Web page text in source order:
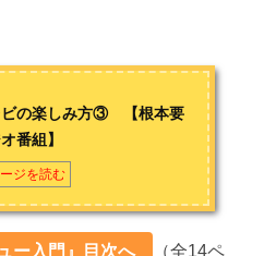
すめアルバム 【37年間の作品か
の楽しみ方
要のギター】
ーティストとのコラボ】
ビの楽しみ方③ 【根本要
番組】
ジを読む
ー入門』目次へ （全14ペ